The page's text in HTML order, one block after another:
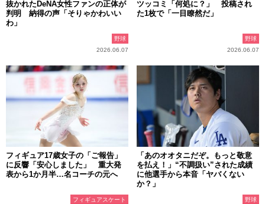
抜かれたDeNA女性ファンの正体が
判明 納得の声「そりゃかわいい
わ」
野球
2026.06.07
ツッコミ「何処に？」 投稿され
た1枚で「一目瞭然だ」
野球
2026.06.07
フィギュア17歳女子の「ご報告」
に反響「安心しました」 重大発
表から1か月半…名コーチの元へ
フィギュアスケート
「あのオオタニだぞ。もっと敬意
を払え！」“不調扱い”された成績
に他選手から本音「ヤバくない
か？」
野球